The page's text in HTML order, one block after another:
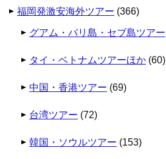
福岡発激安海外ツアー (366)
グアム・バリ島・セブ島ツアー
タイ・ベトナムツアーほか (60)
中国・香港ツアー (69)
台湾ツアー (72)
韓国・ソウルツアー (153)